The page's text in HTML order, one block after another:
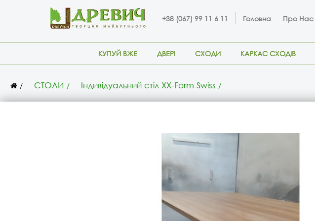
+38 (067) 99 11 6 11 Головна Про Нас
КУПУЙ ВЖЕ ДВЕРІ СХОДИ КАРКАС СХОДІВ
СТОЛИ Індивідуальний стіл XX-Form Swiss